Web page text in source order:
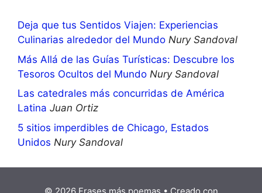
Deja que tus Sentidos Viajen: Experiencias
Culinarias alrededor del Mundo Nury Sandoval
Más Allá de las Guías Turísticas: Descubre los
Tesoros Ocultos del Mundo Nury Sandoval
Las catedrales más concurridas de América
Latina Juan Ortiz
5 sitios imperdibles de Chicago, Estados
Unidos Nury Sandoval
© 2026 Frases más poemas • Creado con